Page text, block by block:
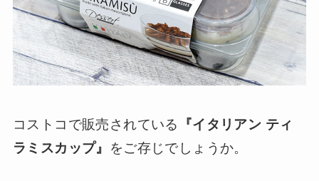
コストコで販売されている
『イタリアン ティ
ラミスカップ』
をご存じでしょうか。